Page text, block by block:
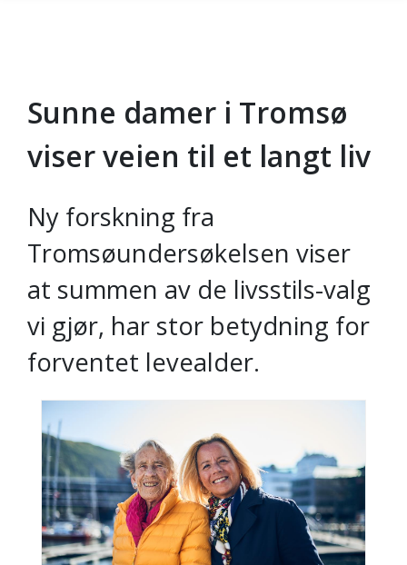
Gå til hovedinnhold
Sunne damer i Tromsø
viser veien til et langt liv
Ny forskning fra
Tromsøundersøkelsen viser
at summen av de livsstils-valg
vi gjør, har stor betydning for
forventet levealder.